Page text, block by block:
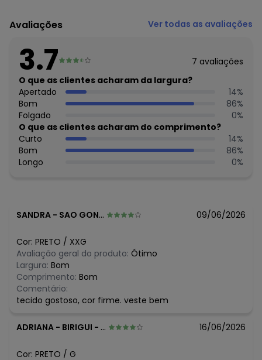
Comprimento: Clássico
Tecido: Flanela 230g 98% poliéster, 2% elastano flanela
Avaliações Ver todas as avaliações
3.7 7 avaliações
O que as clientes acharam da largura?
Apertado
14%
Bom
86%
Folgado
0%
O que as clientes acharam do comprimento?
Curto
14%
Bom
86%
Longo
0%
SANDRA - SAO GONCALO - RJ 09/06/2026
Cor: PRETO / XXG
Avaliação geral do produto: Ótimo
Largura: Bom
Comprimento: Bom
Comentário:
tecido gostoso, cor firme. veste bem
ADRIANA - BIRIGUI - SP 16/06/2026
Cor: PRETO / G